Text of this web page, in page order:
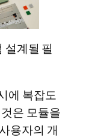
설계될 필
에 복잡도
은 모듈을
용자의 개